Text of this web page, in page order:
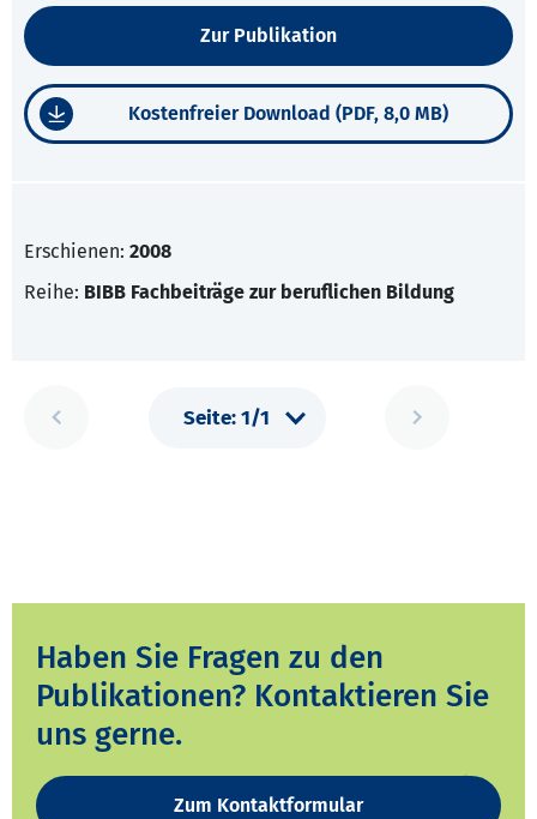
Zur Publikation
Kostenfreier Download (PDF, 8,0 MB)
Erschienen: 2008
Reihe: BIBB Fachbeiträge zur beruflichen Bildung
Haben Sie Fragen zu den
Publikationen? Kontaktieren Sie
uns gerne.
Zum Kontaktformular